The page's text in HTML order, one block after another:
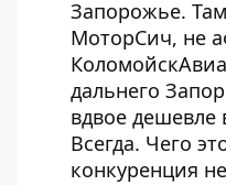
Запорожье.
МоторСич, не
дальнего
вдвое дешевле
Всегда. Чего
конкуренция